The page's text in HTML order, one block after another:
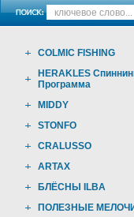
COLMIC FISHING
HERAKLES
Программа
MIDDY
STONFO
CRALUSSO
ARTAX
БЛЁСНЫ ILBA
ПОЛЕЗНЫЕ